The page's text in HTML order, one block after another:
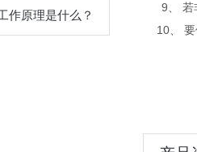
作原理是什么？
9、 若非
10、 要